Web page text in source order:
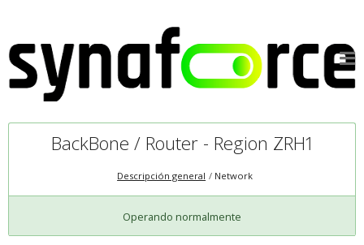
BackBone / Router - Region ZRH1
Descripción general Network
Operando normalmente